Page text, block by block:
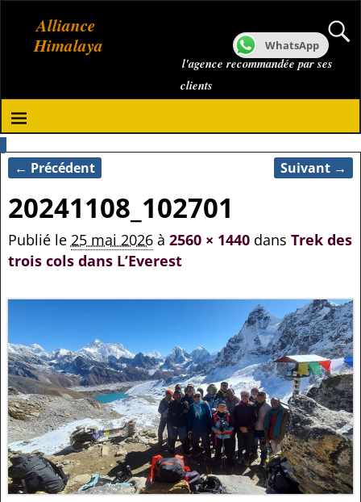
Alliance
Himalaya
l'agence recommandée par ses
clients
Navigation des images
← Précédent Suivant →
20241108_102701
Publié le 25 mai 2026à 2560 × 1440dans Trek des
trois cols dans L’Everest
WhatsApp